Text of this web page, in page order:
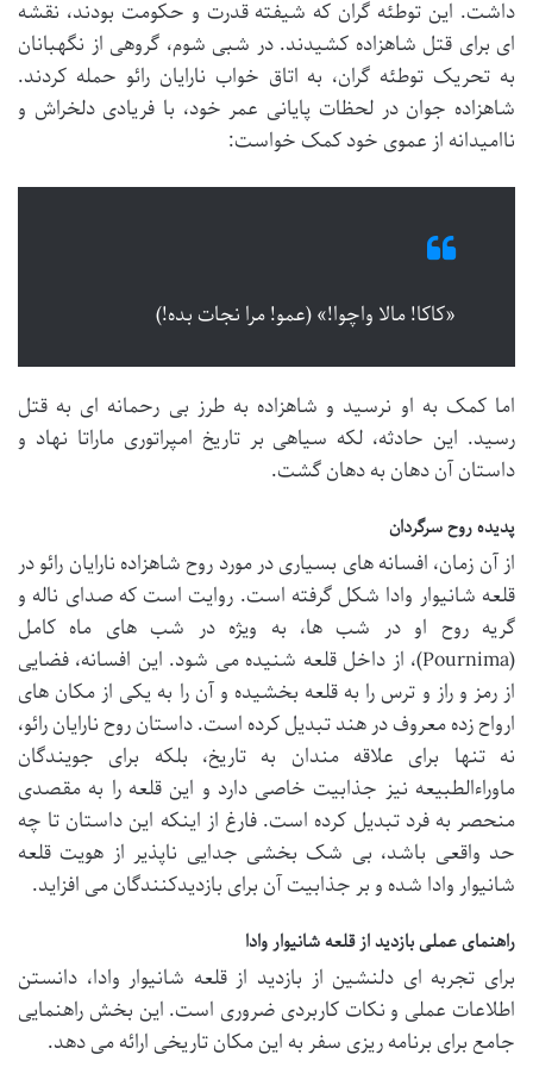
داشت. این توطئه گران که شیفته قدرت و حکومت بودند، نقشه
ای برای قتل شاهزاده کشیدند. در شبی شوم، گروهی از نگهبانان
به تحریک توطئه گران، به اتاق خواب نارایان رائو حمله کردند.
شاهزاده جوان در لحظات پایانی عمر خود، با فریادی دلخراش و
ناامیدانه از عموی خود کمک خواست:
«کاکا! مالا واچوا!» (عمو! مرا نجات بده!)
اما کمک به او نرسید و شاهزاده به طرز بی رحمانه ای به قتل
رسید. این حادثه، لکه سیاهی بر تاریخ امپراتوری ماراتا نهاد و
داستان آن دهان به دهان گشت.
پدیده روح سرگردان
از آن زمان، افسانه های بسیاری در مورد روح شاهزاده نارایان رائو در
قلعه شانیوار وادا شکل گرفته است. روایت است که صدای ناله و
گریه روح او در شب ها، به ویژه در شب های ماه کامل
(Pournima)، از داخل قلعه شنیده می شود. این افسانه، فضایی
از رمز و راز و ترس را به قلعه بخشیده و آن را به یکی از مکان های
ارواح زده معروف در هند تبدیل کرده است. داستان روح نارایان رائو،
نه تنها برای علاقه مندان به تاریخ، بلکه برای جویندگان
ماوراءالطبیعه نیز جذابیت خاصی دارد و این قلعه را به مقصدی
منحصر به فرد تبدیل کرده است. فارغ از اینکه این داستان تا چه
حد واقعی باشد، بی شک بخشی جدایی ناپذیر از هویت قلعه
شانیوار وادا شده و بر جذابیت آن برای بازدیدکنندگان می افزاید.
راهنمای عملی بازدید از قلعه شانیوار وادا
برای تجربه ای دلنشین از بازدید از قلعه شانیوار وادا، دانستن
اطلاعات عملی و نکات کاربردی ضروری است. این بخش راهنمایی
جامع برای برنامه ریزی سفر به این مکان تاریخی ارائه می دهد.